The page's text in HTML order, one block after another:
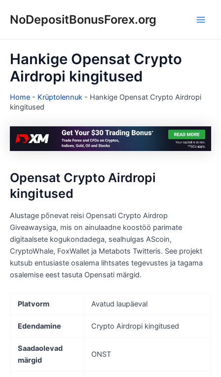
NoDepositBonusForex.org
Hankige Opensat Crypto
Airdropi kingitused
Home - Krüptolennuk - Hankige Opensat Crypto Airdropi
kingitused
Opensat Crypto Airdropi
kingitused
Alustage põnevat reisi Opensati Crypto Airdrop
Giveawaysiga, mis on ainulaadne koostöö parimate
digitaalsete kogukondadega, sealhulgas AScoin,
CryptoWhale, FoxWallet ja Metabots Twitteris. See projekt
kutsub entusiaste osalema lihtsates tegevustes ja tagama
osalemise eest tasuta Opensati märgid.
Platvorm Avatud laupäeval
Edendamine Crypto Airdropi kingitused
Saadaolevad
märgid
ONST